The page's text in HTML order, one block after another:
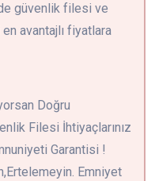
güvenlik filesi ve
avantajlı fiyatlara
Doğru
Filesi İhtiyaçlarınız
Garantisi !
Emniyet